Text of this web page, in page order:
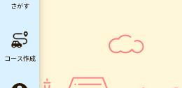
さがす
コース作成